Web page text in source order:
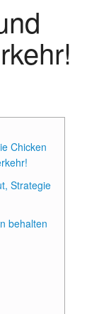
Chicken
Strategie
behalten